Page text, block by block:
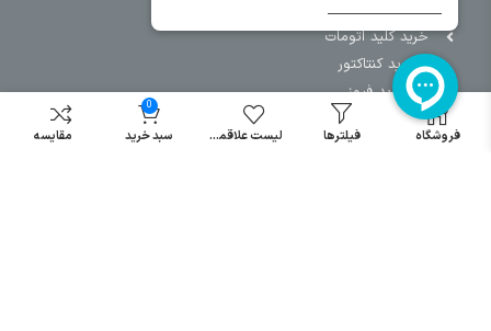
خرید کلید اتومات
خرید کنتاکتور
خرید فیوز
مینیاتوری
خرید میکرو
فروشگاه فیلترها لیست علاقمندی
0
سبد خرید مقایسه